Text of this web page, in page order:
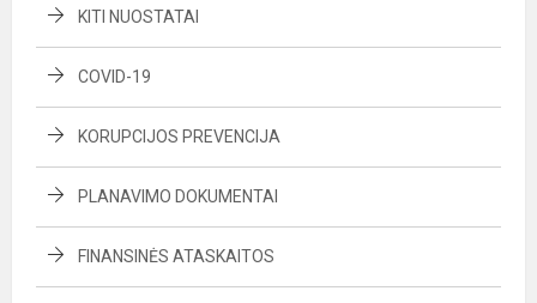
KITI NUOSTATAI
COVID-19
KORUPCIJOS PREVENCIJA
PLANAVIMO DOKUMENTAI
FINANSINĖS ATASKAITOS